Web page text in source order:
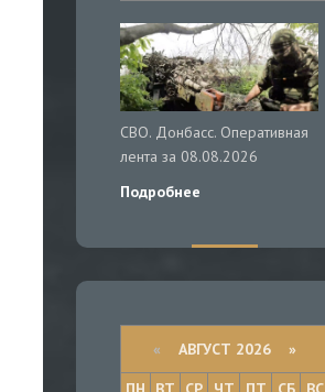
СВО. Донбасс. Оперативная
лента за 08.08.2026
Подробнее
« АВГУСТ 2026 »